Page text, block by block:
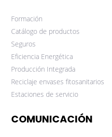
Formación
Catálogo de productos
Seguros
Eficiencia Energética
Producción Integrada
Reciclaje envases fitosanitarios
Estaciones de servicio
COMUNICACIÓN